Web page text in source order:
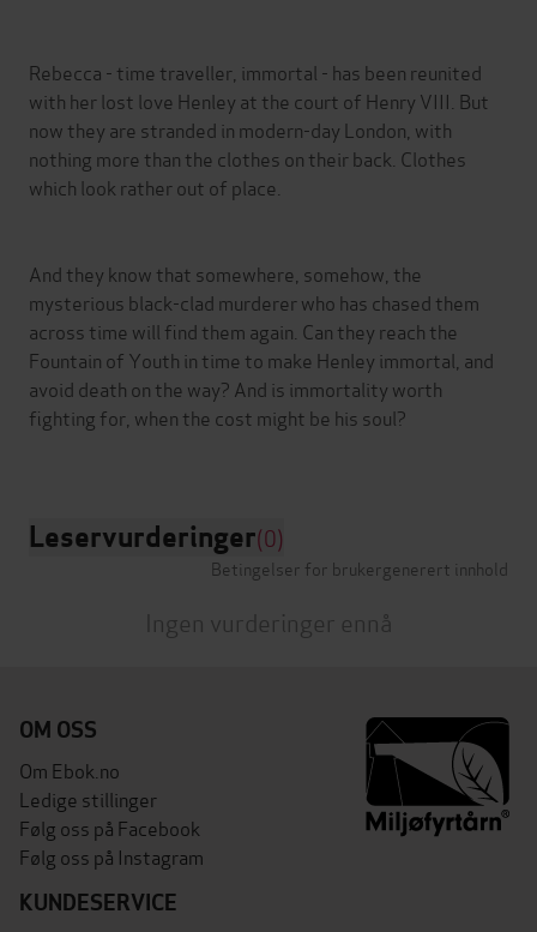
Rebecca - time traveller, immortal - has been reunited
with her lost love Henley at the court of Henry VIII. But
now they are stranded in modern-day London, with
nothing more than the clothes on their back. Clothes
which look rather out of place.
And they know that somewhere, somehow, the
mysterious black-clad murderer who has chased them
across time will find them again. Can they reach the
Fountain of Youth in time to make Henley immortal, and
avoid death on the way? And is immortality worth
fighting for, when the cost might be his soul?
Leservurderinger(0)
Betingelser for brukergenerert innhold
Ingen vurderinger ennå
OM OSS
Om Ebok.no
Ledige stillinger
Følg oss på Facebook
Følg oss på Instagram
KUNDESERVICE